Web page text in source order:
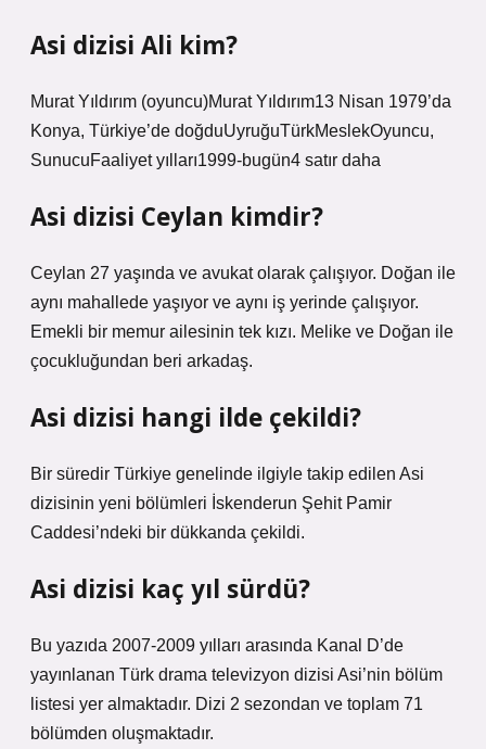
Asi dizisi Ali kim?
Murat Yıldırım (oyuncu)Murat Yıldırım13 Nisan 1979’da
Konya, Türkiye’de doğduUyruğuTürkMeslekOyuncu,
SunucuFaaliyet yılları1999-bugün4 satır daha
Asi dizisi Ceylan kimdir?
Ceylan 27 yaşında ve avukat olarak çalışıyor. Doğan ile
aynı mahallede yaşıyor ve aynı iş yerinde çalışıyor.
Emekli bir memur ailesinin tek kızı. Melike ve Doğan ile
çocukluğundan beri arkadaş.
Asi dizisi hangi ilde çekildi?
Bir süredir Türkiye genelinde ilgiyle takip edilen Asi
dizisinin yeni bölümleri İskenderun Şehit Pamir
Caddesi’ndeki bir dükkanda çekildi.
Asi dizisi kaç yıl sürdü?
Bu yazıda 2007-2009 yılları arasında Kanal D’de
yayınlanan Türk drama televizyon dizisi Asi’nin bölüm
listesi yer almaktadır. Dizi 2 sezondan ve toplam 71
bölümden oluşmaktadır.